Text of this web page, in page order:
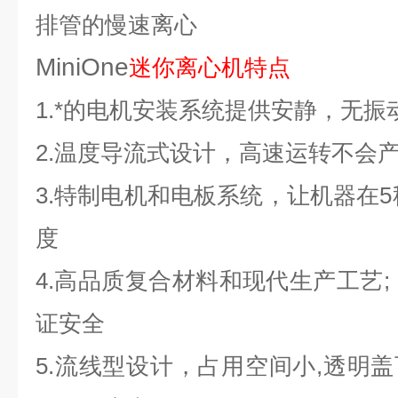
排管的慢速离心
MiniOne迷你离心机特点
1.*的电机安装系统提供安静，无振
2.温度导流式设计，高速运转不会
3.特制电机和电板系统，让机器在
度
4.高品质复合材料和现代生产工艺
证安全
5.流线型设计，占用空间小,透明